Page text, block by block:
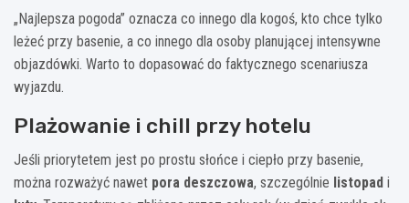
„Najlepsza pogoda” oznacza co innego dla kogoś, kto chce tylko
leżeć przy basenie, a co innego dla osoby planującej intensywne
objazdówki. Warto to dopasować do faktycznego scenariusza
wyjazdu.
Plażowanie i chill przy hotelu
Jeśli priorytetem jest po prostu słońce i ciepło przy basenie,
można rozważyć nawet pora deszczowa, szczególnie listopad i